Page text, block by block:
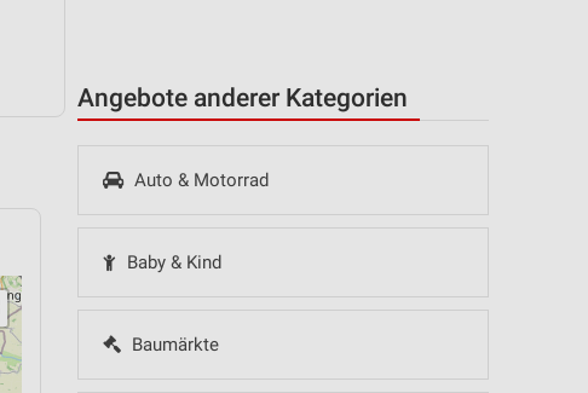
Angebote anderer Kategorien
Auto & Motorrad
Baby & Kind
Baumärkte